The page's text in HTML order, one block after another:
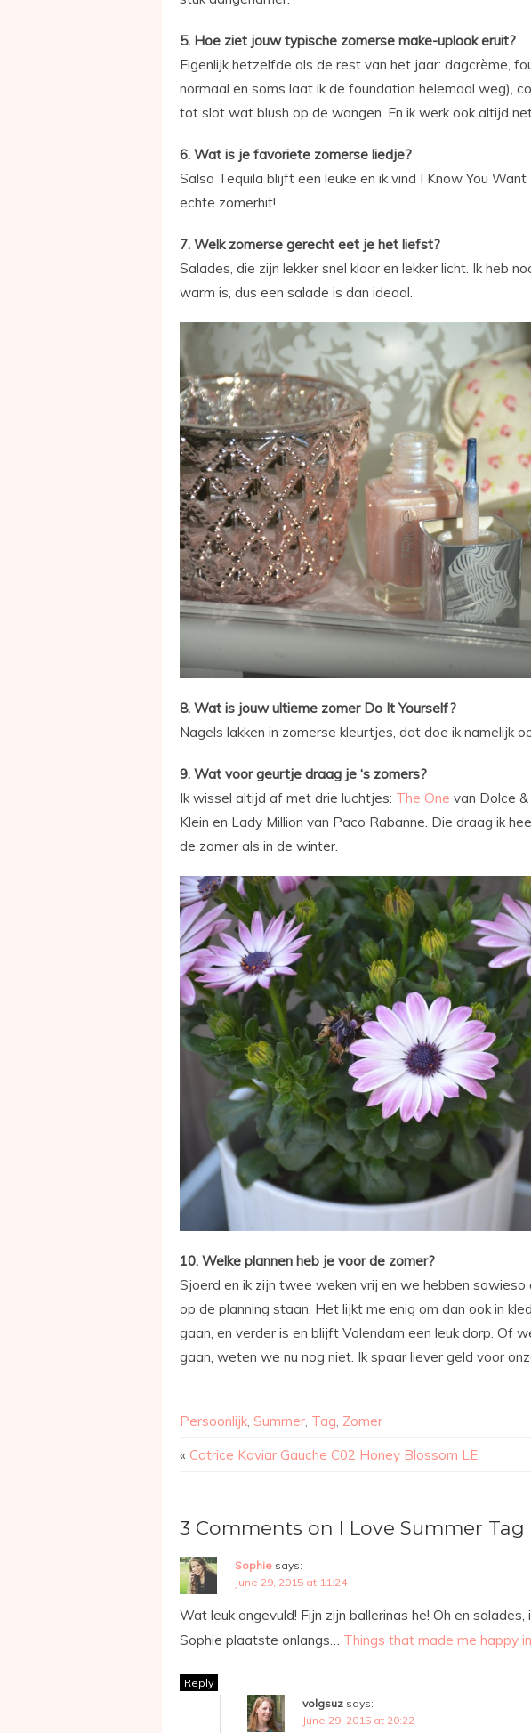
5. Hoe ziet jouw typische zomerse make-uplook eruit?
Eigenlijk hetzelfde als de rest van het jaar: dagcrème,
normaal en soms laat ik de foundation helemaal weg),
tot slot wat blush op de wangen. En ik werk ook altijd
6. Wat is je favoriete zomerse liedje?
Salsa Tequila blijft een leuke en ik vind I Know You
echte zomerhit!
7. Welk zomerse gerecht eet je het liefst?
Salades, die zijn lekker snel klaar en lekker licht. Ik heb
warm is, dus een salade is dan ideaal.
8. Wat is jouw ultieme zomer Do It Yourself?
Nagels lakken in zomerse kleurtjes, dat doe ik namelijk
9. Wat voor geurtje draag je ‘s zomers?
Ik wissel altijd af met drie luchtjes: The One van Dolce
Klein en Lady Million van Paco Rabanne. Die draag ik
de zomer als in de winter.
10. Welke plannen heb je voor de zomer?
Sjoerd en ik zijn twee weken vrij en we hebben sowieso
op de planning staan. Het lijkt me enig om dan ook in
gaan, en verder is en blijft Volendam een leuk dorp. Of
gaan, weten we nu nog niet. Ik spaar liever geld voor
Persoonlijk, Summer, Tag, Zomer
« Catrice Kaviar Gauche C02 Honey Blossom LE
3 Comments on I Love Summer Tag
Sophie says:
June 29, 2015 at 11:24
Wat leuk ongevuld! Fijn zijn ballerinas he! Oh en salades,
Sophie plaatste onlangs… Things that made me happy
Reply
volgsuz says:
June 29, 2015 at 20:22